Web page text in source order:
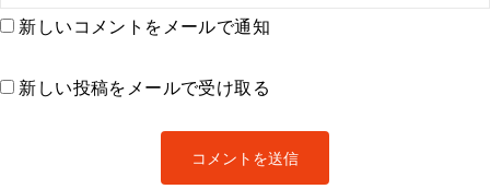
新しいコメントをメールで通知
新しい投稿をメールで受け取る